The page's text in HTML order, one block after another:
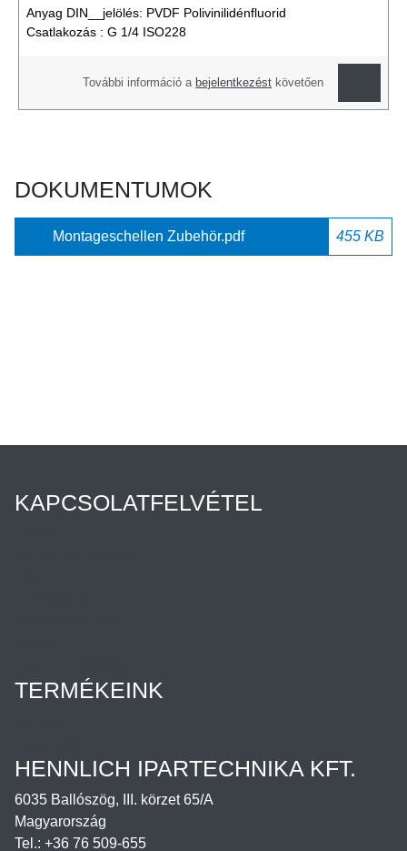
Anyag DIN__jelölés: PVDF Polivinilidénfluorid
Csatlakozás : G 1/4 ISO228
További információ a bejelentkezést követően
DOKUMENTUMOK
Montageschellen Zubehör.pdf 455 KB
KAPCSOLATFELVÉTEL
TERMÉKEINK
HENNLICH IPARTECHNIKA KFT.
6035 Ballószög, III. körzet 65/A
Magyarország
Tel.: +36 76 509-655